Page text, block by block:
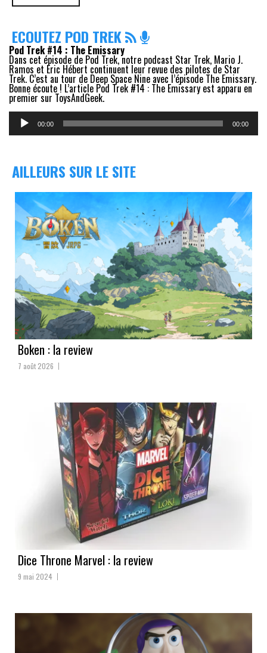
ECOUTEZ POD TREK
Pod Trek #14 : The Emissary
Dans cet épisode de Pod Trek, notre podcast Star Trek, Mario J.
Ramos et Eric Hébert continuent leur revue des pilotes de Star
Trek. C’est au tour de Deep Space Nine avec l’épisode The Emissary.
Bonne écoute ! L’article Pod Trek #14 : The Emissary est apparu en
premier sur ToysAndGeek.
Lecteur
audio 00:00 00:00
AILLEURS SUR LE SITE
Boken : la review
7 août 2026
Dice Throne Marvel : la review
9 mai 2024